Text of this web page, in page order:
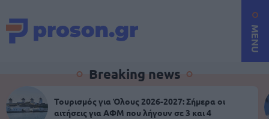
MENU
Breaking news
Τουρισμός για Όλους 2026-2027: Σήμερα οι
αιτήσεις για ΑΦΜ που λήγουν σε 3 και 4